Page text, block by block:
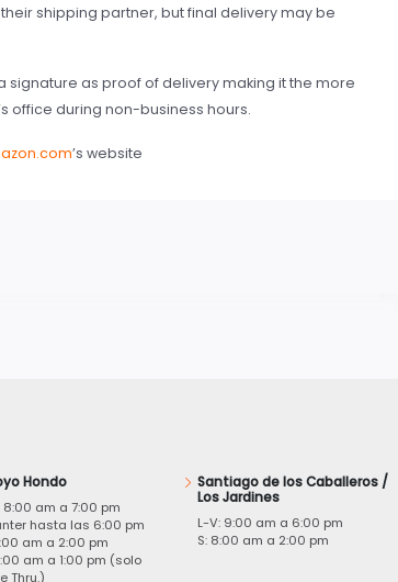
shipping partner, but final delivery may be
a signature as proof of delivery making it the more
office during non-business hours.
’s website
Hondo
8:00 am a 7:00 pm
hasta las 6:00 pm
am a 2:00 pm
am a 1:00 pm (solo
Thru.)
Santiago de los Caballeros /
Los Jardines
L-V: 9:00 am a 6:00 pm
S: 8:00 am a 2:00 pm